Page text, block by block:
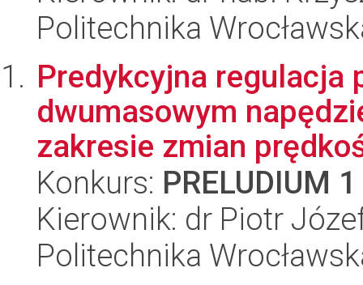
Politechnika
Predykcyjna regulacja
dwumasowym
zakresie zmian
Konkurs: PRELUDIUM 1
Kierownik: dr Piotr
Politechnika